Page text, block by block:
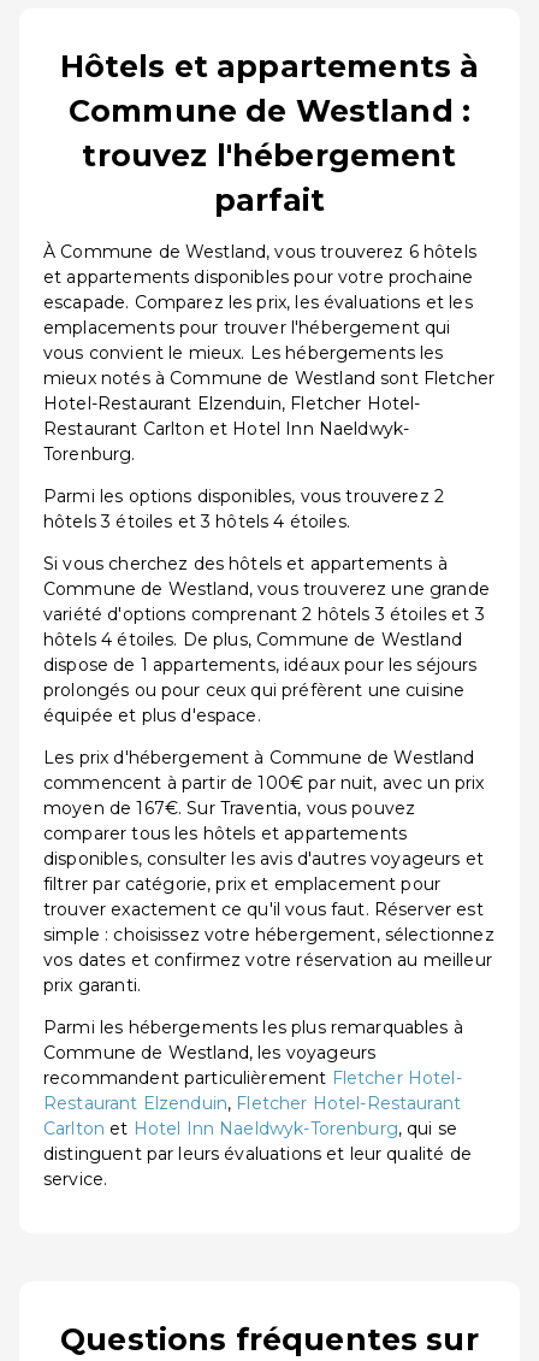
Hôtels et appartements à
Commune de Westland :
trouvez l'hébergement
parfait
À Commune de Westland, vous trouverez 6 hôtels
et appartements disponibles pour votre prochaine
escapade. Comparez les prix, les évaluations et les
emplacements pour trouver l'hébergement qui
vous convient le mieux. Les hébergements les
mieux notés à Commune de Westland sont Fletcher
Hotel-Restaurant Elzenduin, Fletcher Hotel-
Restaurant Carlton et Hotel Inn Naeldwyk-
Torenburg.
Parmi les options disponibles, vous trouverez 2
hôtels 3 étoiles et 3 hôtels 4 étoiles.
Si vous cherchez des hôtels et appartements à
Commune de Westland, vous trouverez une grande
variété d'options comprenant 2 hôtels 3 étoiles et 3
hôtels 4 étoiles. De plus, Commune de Westland
dispose de 1 appartements, idéaux pour les séjours
prolongés ou pour ceux qui préfèrent une cuisine
équipée et plus d'espace.
Les prix d'hébergement à Commune de Westland
commencent à partir de 100€ par nuit, avec un prix
moyen de 167€. Sur Traventia, vous pouvez
comparer tous les hôtels et appartements
disponibles, consulter les avis d'autres voyageurs et
filtrer par catégorie, prix et emplacement pour
trouver exactement ce qu'il vous faut. Réserver est
simple : choisissez votre hébergement, sélectionnez
vos dates et confirmez votre réservation au meilleur
prix garanti.
Parmi les hébergements les plus remarquables à
Commune de Westland, les voyageurs
recommandent particulièrement Fletcher Hotel-
Restaurant Elzenduin, Fletcher Hotel-Restaurant
Carlton et Hotel Inn Naeldwyk-Torenburg, qui se
distinguent par leurs évaluations et leur qualité de
service.
Questions fréquentes sur